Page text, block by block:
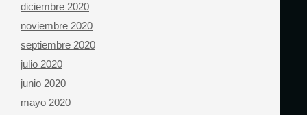
diciembre 2020
noviembre 2020
septiembre 2020
julio 2020
junio 2020
mayo 2020